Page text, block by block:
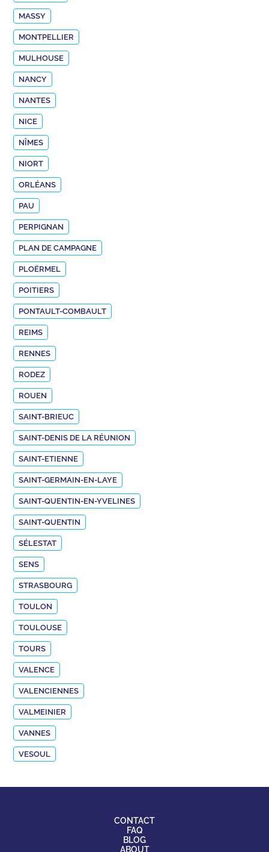
MASSY
MONTPELLIER
MULHOUSE
NANCY
NANTES
NICE
NÎMES
NIORT
ORLÉANS
PAU
PERPIGNAN
PLAN DE CAMPAGNE
PLOËRMEL
POITIERS
PONTAULT-COMBAULT
REIMS
RENNES
RODEZ
ROUEN
SAINT-BRIEUC
SAINT-DENIS DE LA RÉUNION
SAINT-ETIENNE
SAINT-GERMAIN-EN-LAYE
SAINT-QUENTIN-EN-YVELINES
SAINT-QUENTIN
SÉLESTAT
SENS
STRASBOURG
TOULON
TOULOUSE
TOURS
VALENCE
VALENCIENNES
VALMEINIER
VANNES
VESOUL
CONTACT
FAQ
BLOG
ABOUT